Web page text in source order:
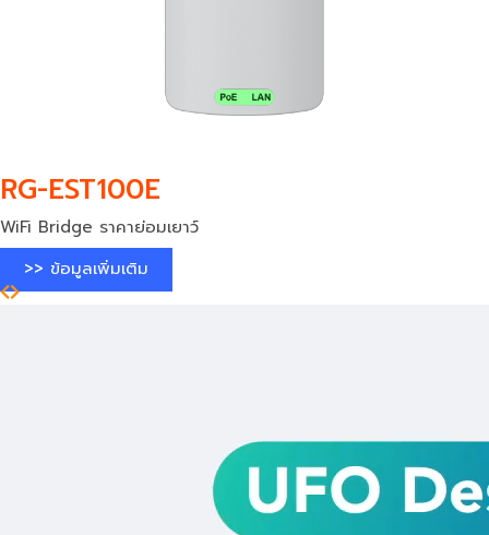
RG-EST100E
WiFi Bridge ราคาย่อมเยาว์
>> ข้อมูลเพิ่มเติม